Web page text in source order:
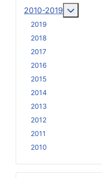
2010-2019
2019
2018
2017
2016
2015
2014
2013
2012
2011
2010